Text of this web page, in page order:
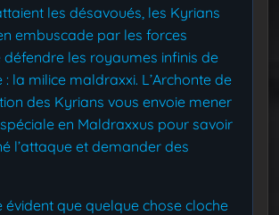
les désavoués, les Kyrians
embuscade par les forces
les royaumes infinis de
: la milice maldraxxi. L’Archonte de
des Kyrians vous envoie mener
en Maldraxxus pour savoir
l’attaque et demander des
évident que quelque chose cloche